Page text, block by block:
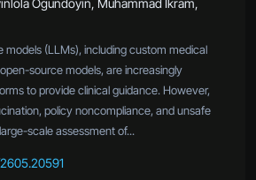
Ogundoyin, Muhammad Ikram,
models (LLMs), including custom medical
source models, are increasingly
to provide clinical guidance. However,
policy noncompliance, and unsafe
scale assessment of...